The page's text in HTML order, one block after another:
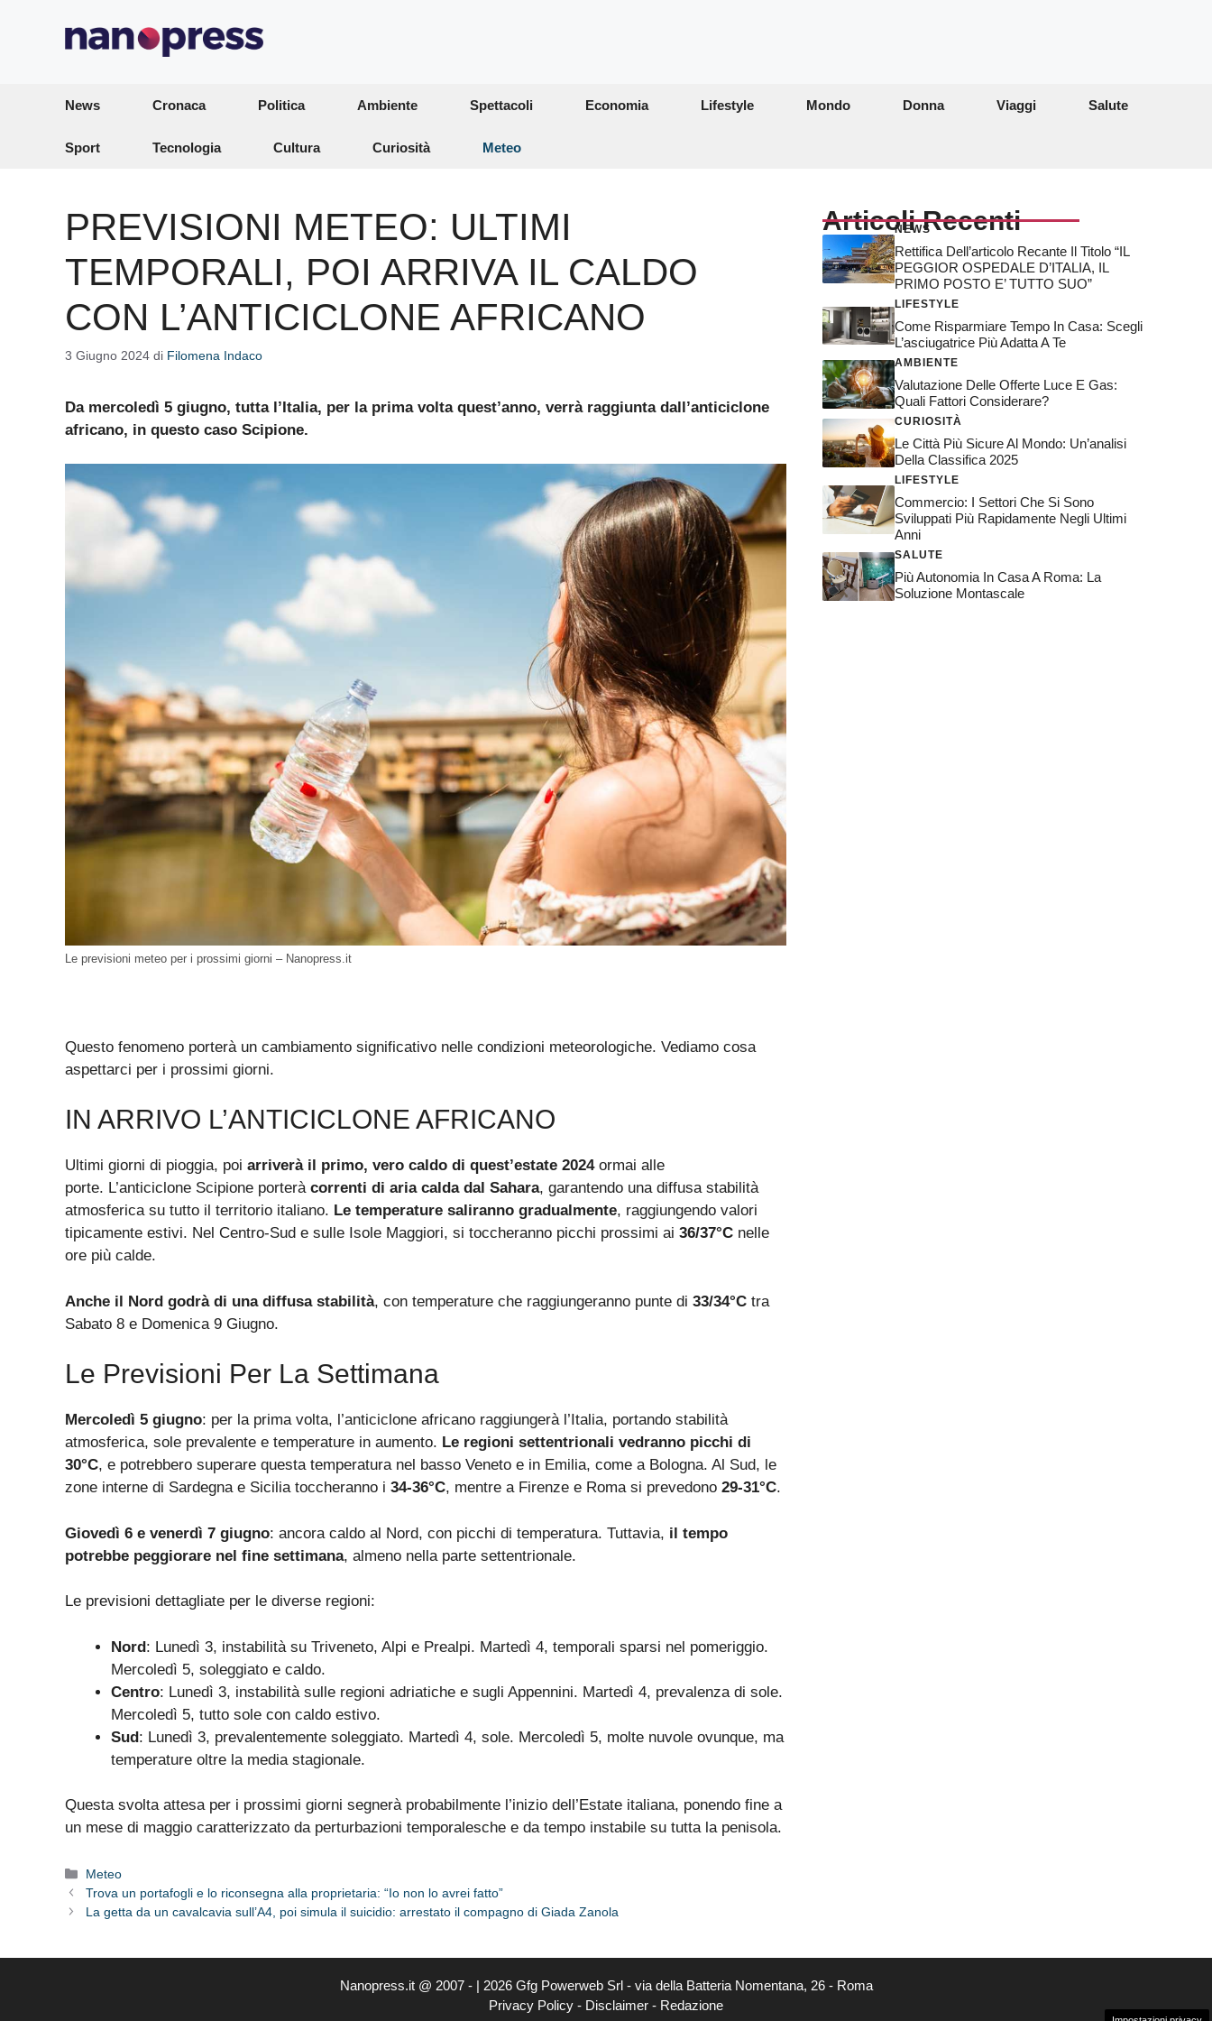
News Cronaca Politica Ambiente Spettacoli Economia Lifestyle Mondo Donna Viaggi Salute
Sport Tecnologia Cultura Curiosità Meteo
PREVISIONI METEO: ULTIMI
TEMPORALI, POI ARRIVA IL CALDO
CON L’ANTICICLONE AFRICANO
3 Giugno 2024 di Filomena Indaco
Da mercoledì 5 giugno, tutta l’Italia, per la prima volta quest’anno, verrà raggiunta dall’anticiclone
africano, in questo caso Scipione.
Le previsioni meteo per i prossimi giorni – Nanopress.it
Questo fenomeno porterà un cambiamento significativo nelle condizioni meteorologiche. Vediamo cosa
aspettarci per i prossimi giorni.
IN ARRIVO L’ANTICICLONE AFRICANO
Ultimi giorni di pioggia, poi arriverà il primo, vero caldo di quest’estate 2024ormai alle
porte. L’anticiclone Scipione porterà correnti di aria calda dal Sahara, garantendo una diffusa stabilità
atmosferica su tutto il territorio italiano. Le temperature saliranno gradualmente, raggiungendo valori
tipicamente estivi. Nel Centro-Sud e sulle Isole Maggiori, si toccheranno picchi prossimi ai 36/37°C nelle
ore più calde.
Anche il Nord godrà di una diffusa stabilità, con temperature che raggiungeranno punte di 33/34°C tra
Sabato 8 e Domenica 9 Giugno.
Le Previsioni Per La Settimana
Mercoledì 5 giugno: per la prima volta, l’anticiclone africano raggiungerà l’Italia, portando stabilità
atmosferica, sole prevalente e temperature in aumento. Le regioni settentrionali vedranno picchi di
30°C, e potrebbero superare questa temperatura nel basso Veneto e in Emilia, come a Bologna. Al Sud, le
zone interne di Sardegna e Sicilia toccheranno i 34-36°C, mentre a Firenze e Roma si prevedono 29-31°C.
Giovedì 6 e venerdì 7 giugno: ancora caldo al Nord, con picchi di temperatura. Tuttavia, il tempo
potrebbe peggiorare nel fine settimana, almeno nella parte settentrionale.
Le previsioni dettagliate per le diverse regioni:
Nord: Lunedì 3, instabilità su Triveneto, Alpi e Prealpi. Martedì 4, temporali sparsi nel pomeriggio.
Mercoledì 5, soleggiato e caldo.
Centro: Lunedì 3, instabilità sulle regioni adriatiche e sugli Appennini. Martedì 4, prevalenza di sole.
Mercoledì 5, tutto sole con caldo estivo.
Sud: Lunedì 3, prevalentemente soleggiato. Martedì 4, sole. Mercoledì 5, molte nuvole ovunque, ma
temperature oltre la media stagionale.
Questa svolta attesa per i prossimi giorni segnerà probabilmente l’inizio dell’Estate italiana, ponendo fine a
un mese di maggio caratterizzato da perturbazioni temporalesche e da tempo instabile su tutta la penisola.
Categorie
Meteo
Trova un portafogli e lo riconsegna alla proprietaria: “Io non lo avrei fatto”
La getta da un cavalcavia sull’A4, poi simula il suicidio: arrestato il compagno di Giada Zanola
Articoli Recenti
NEWS
Rettifica Dell’articolo Recante Il Titolo “IL
PEGGIOR OSPEDALE D’ITALIA, IL
PRIMO POSTO E’ TUTTO SUO”
LIFESTYLE
Come Risparmiare Tempo In Casa: Scegli
L’asciugatrice Più Adatta A Te
AMBIENTE
Valutazione Delle Offerte Luce E Gas:
Quali Fattori Considerare?
CURIOSITÀ
Le Città Più Sicure Al Mondo: Un’analisi
Della Classifica 2025
LIFESTYLE
Commercio: I Settori Che Si Sono
Sviluppati Più Rapidamente Negli Ultimi
Anni
SALUTE
Più Autonomia In Casa A Roma: La
Soluzione Montascale
Nanopress.it @ 2007 - | 2026 Gfg Powerweb Srl - via della Batteria Nomentana, 26 - Roma
Privacy Policy - Disclaimer - Redazione